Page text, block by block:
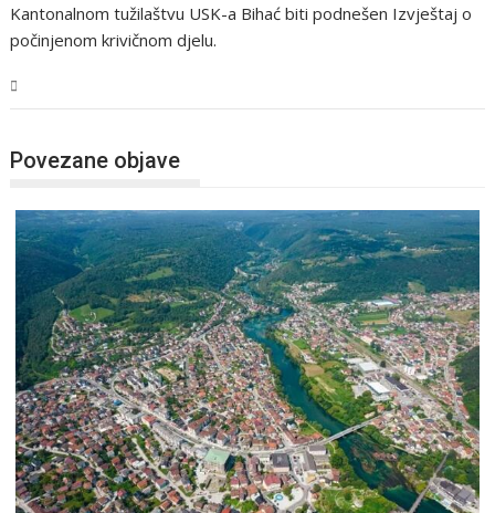
Kantonalnom tužilaštvu USK-a Bihać biti podnešen Izvještaj o
počinjenom krivičnom djelu.
Povezane objave